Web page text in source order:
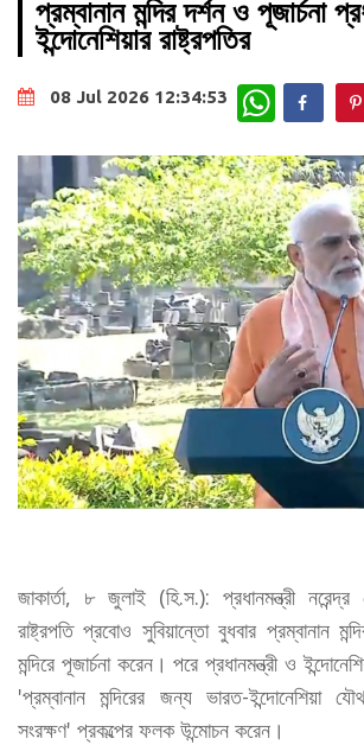
প্রম্বানান মন্দির দর্শন ও পূজার্চনা
ইন্দোনেশিয়ার রাষ্ট্রপতির
08 Jul 2026 12:34:53 WhatsApp
জাকার্তা, ৮ জুলাই (হি.স.): প্রধানমন্ত্রী নরেন্দ্র
রাষ্ট্রপতি প্রবোও সুবিয়ান্তো বুধবার প্রম্বানান
মন্দিরে পূজার্চনা করেন। পরে প্রধানমন্ত্রী ও
'প্রম্বানান মন্দিরের জন্য ভারত-ইন্দোনেশিয়া
সংরক্ষণ' প্রকল্পের ফলক উন্মোচন করেন।